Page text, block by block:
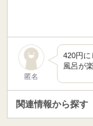
匿名
420円に
風呂が
関連情報から探す